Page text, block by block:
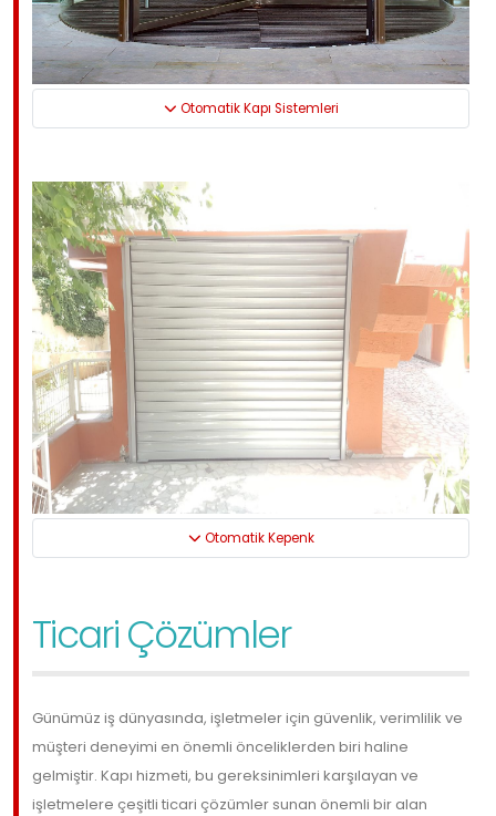
Otomatik Kapı Sistemleri
Otomatik Kepenk
Ticari Çözümler
Günümüz iş dünyasında, işletmeler için güvenlik, verimlilik ve
müşteri deneyimi en önemli önceliklerden biri haline
gelmiştir. Kapı hizmeti, bu gereksinimleri karşılayan ve
işletmelere çeşitli ticari çözümler sunan önemli bir alan